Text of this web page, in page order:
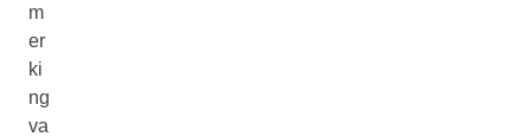
m
er
ki
ng
va